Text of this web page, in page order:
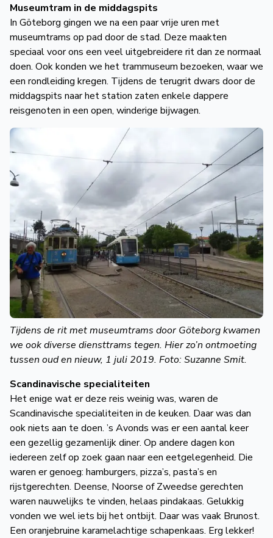
Museumtram in de middagspits
In Göteborg gingen we na een paar vrije uren met
museumtrams op pad door de stad. Deze maakten
speciaal voor ons een veel uitgebreidere rit dan ze normaal
doen. Ook konden we het trammuseum bezoeken, waar we
een rondleiding kregen. Tijdens de terugrit dwars door de
middagspits naar het station zaten enkele dappere
reisgenoten in een open, winderige bijwagen.
Tijdens de rit met museumtrams door Göteborg kwamen
we ook diverse diensttrams tegen. Hier zo’n ontmoeting
tussen oud en nieuw, 1 juli 2019. Foto: Suzanne Smit.
Scandinavische specialiteiten
Het enige wat er deze reis weinig was, waren de
Scandinavische specialiteiten in de keuken. Daar was dan
ook niets aan te doen. ’s Avonds was er een aantal keer
een gezellig gezamenlijk diner. Op andere dagen kon
iedereen zelf op zoek gaan naar een eetgelegenheid. Die
waren er genoeg: hamburgers, pizza’s, pasta’s en
rijstgerechten. Deense, Noorse of Zweedse gerechten
waren nauwelijks te vinden, helaas pindakaas. Gelukkig
vonden we wel iets bij het ontbijt. Daar was vaak Brunost.
Een oranjebruine karamelachtige schapenkaas. Erg lekker!